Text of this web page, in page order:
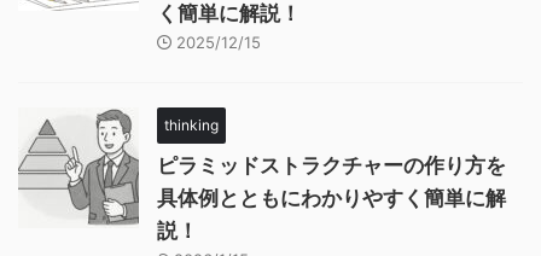
く簡単に解説！
2025/12/15
thinking
ピラミッドストラクチャーの作り方を
具体例とともにわかりやすく簡単に解
説！